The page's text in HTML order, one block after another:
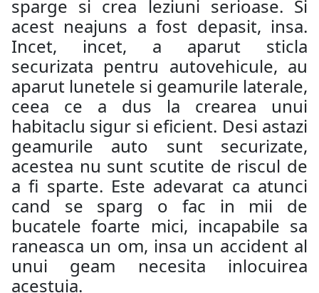
sparge si crea leziuni serioase. Si
acest neajuns a fost depasit, insa.
Incet, incet, a aparut sticla
securizata pentru autovehicule, au
aparut lunetele si geamurile laterale,
ceea ce a dus la crearea unui
habitaclu sigur si eficient. Desi astazi
geamurile auto sunt securizate,
acestea nu sunt scutite de riscul de
a fi sparte. Este adevarat ca atunci
cand se sparg o fac in mii de
bucatele foarte mici, incapabile sa
raneasca un om, insa un accident al
unui geam necesita inlocuirea
acestuia.